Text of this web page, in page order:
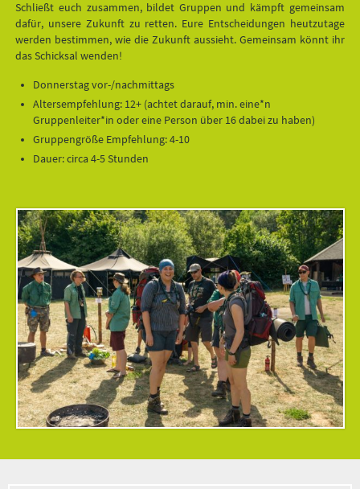
Schließt euch zusammen, bildet Gruppen und kämpft gemeinsam
dafür, unsere Zukunft zu retten. Eure Entscheidungen heutzutage
werden bestimmen, wie die Zukunft aussieht. Gemeinsam könnt ihr
das Schicksal wenden!
Donnerstag vor-/nachmittags
Altersempfehlung: 12+ (achtet darauf, min. eine*n
Gruppenleiter*in oder eine Person über 16 dabei zu haben)
Gruppengröße Empfehlung: 4-10
Dauer: circa 4-5 Stunden